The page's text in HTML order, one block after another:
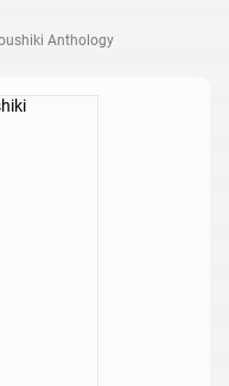
Anthology